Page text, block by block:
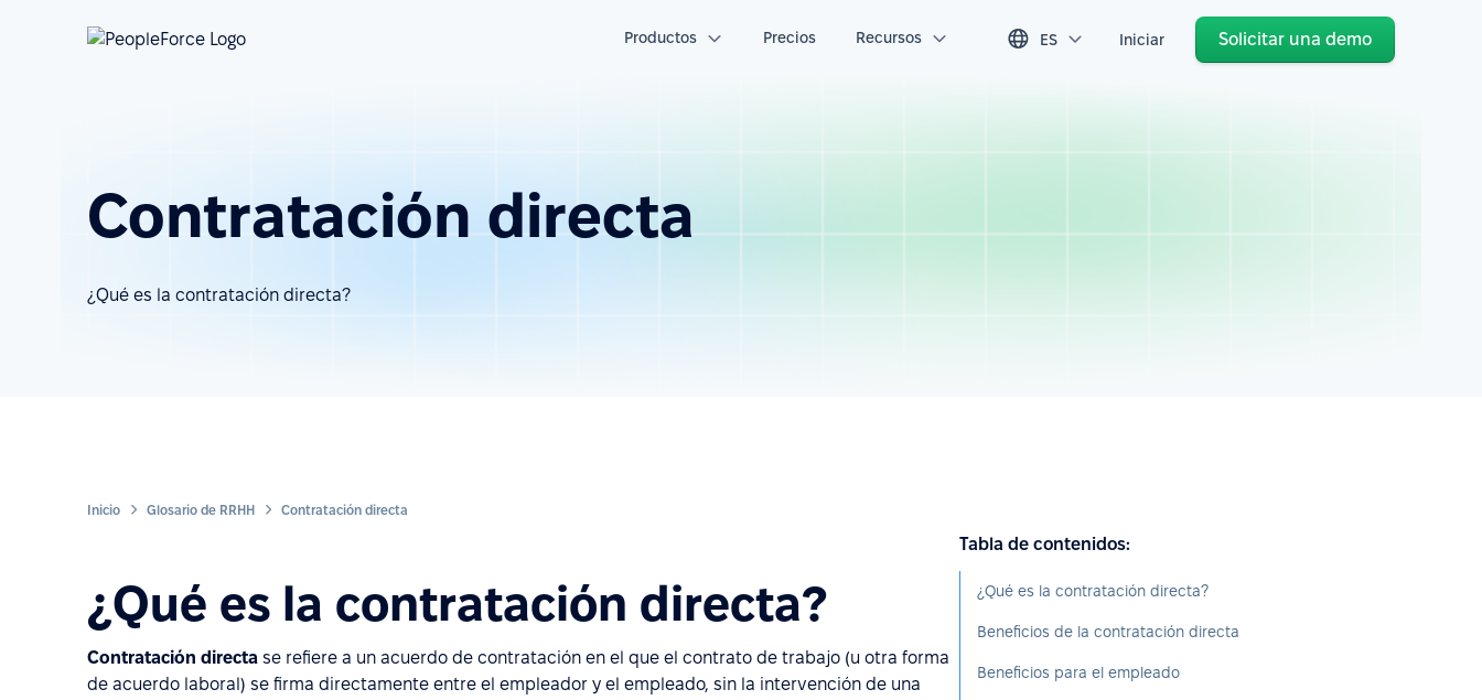
Productos Precios Recursos ES Iniciar Solicitar una demo
Contratación directa
¿Qué es la contratación directa?
Inicio Glosario de RRHH Contratación directa
¿Qué es la contratación directa?
Contratación directa se refiere a un acuerdo de contratación en el que el contrato de trabajo (u otra forma
de acuerdo laboral) se firma directamente entre el empleador y el empleado, sin la intervención de una
Tabla de contenidos:
¿Qué es la contratación directa?
Beneficios de la contratación directa
Beneficios para el empleado